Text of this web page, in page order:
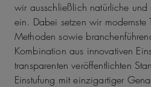
wir ausschließlich natürliche
ein. Dabei setzen wir modernste
Methoden sowie
Kombination aus innovativen
transparenten veröffentlichten
Einstufung mit einzigartiger